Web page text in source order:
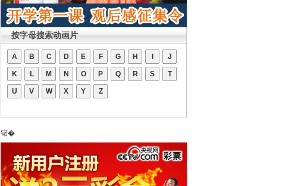
按字母搜索动画片
A B C D E F G H J
K L M N O P Q R S T
U V W X Y Z
锘�